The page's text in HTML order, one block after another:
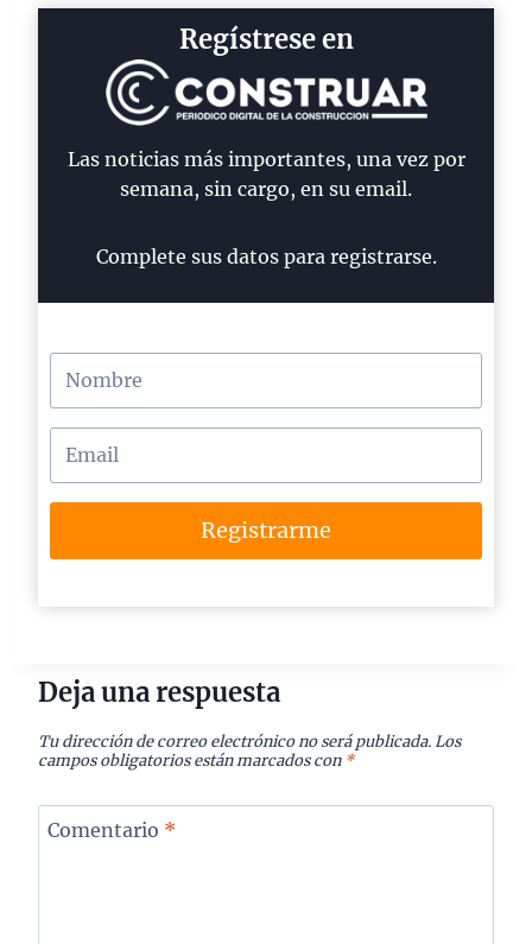
Regístrese en
Las noticias más importantes, una vez por
semana, sin cargo, en su email.
Complete sus datos para registrarse.
Registrarme
Deja una respuesta
Tu dirección de correo electrónico no será publicada. Los
campos obligatorios están marcados con *
Comentario *